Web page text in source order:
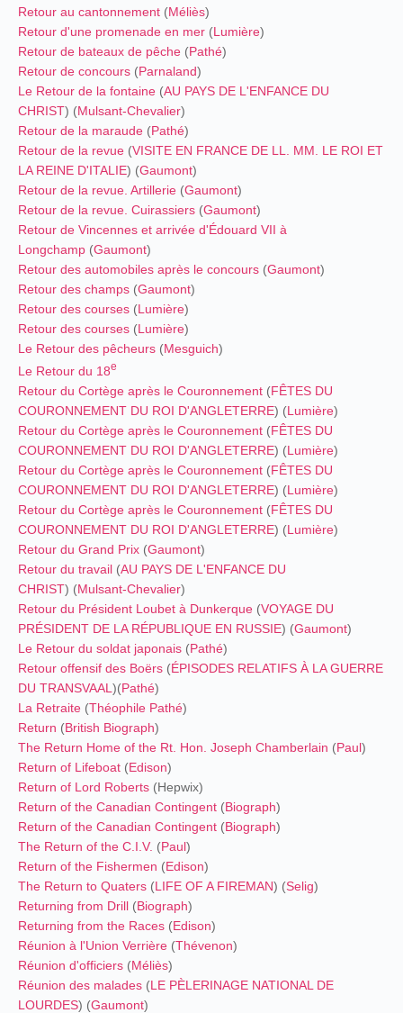
Retour au cantonnement (Méliès)
Retour d'une promenade en mer (Lumière)
Retour de bateaux de pêche (Pathé)
Retour de concours (Parnaland)
Le Retour de la fontaine (AU PAYS DE L'ENFANCE DU
CHRIST) (Mulsant-Chevalier)
Retour de la maraude (Pathé)
Retour de la revue (VISITE EN FRANCE DE LL. MM. LE ROI ET
LA REINE D'ITALIE) (Gaumont)
Retour de la revue. Artillerie (Gaumont)
Retour de la revue. Cuirassiers (Gaumont)
Retour de Vincennes et arrivée d'Édouard VII à
Longchamp (Gaumont)
Retour des automobiles après le concours (Gaumont)
Retour des champs (Gaumont)
Retour des courses (Lumière)
Retour des courses (Lumière)
Le Retour des pêcheurs (Mesguich)
Le Retour du 18e
Retour du Cortège après le Couronnement (FÊTES DU
COURONNEMENT DU ROI D'ANGLETERRE) (Lumière)
Retour du Cortège après le Couronnement (FÊTES DU
COURONNEMENT DU ROI D'ANGLETERRE) (Lumière)
Retour du Cortège après le Couronnement (FÊTES DU
COURONNEMENT DU ROI D'ANGLETERRE) (Lumière)
Retour du Cortège après le Couronnement (FÊTES DU
COURONNEMENT DU ROI D'ANGLETERRE) (Lumière)
Retour du Grand Prix (Gaumont)
Retour du travail (AU PAYS DE L'ENFANCE DU
CHRIST) (Mulsant-Chevalier)
Retour du Président Loubet à Dunkerque (VOYAGE DU
PRÉSIDENT DE LA RÉPUBLIQUE EN RUSSIE) (Gaumont)
Le Retour du soldat japonais (Pathé)
Retour offensif des Boërs (ÉPISODES RELATIFS À LA GUERRE
DU TRANSVAAL )(Pathé)
La Retraite (Théophile Pathé)
Return (British Biograph)
The Return Home of the Rt. Hon. Joseph Chamberlain (Paul)
Return of Lifeboat (Edison)
Return of Lord Roberts (Hepwix)
Return of the Canadian Contingent (Biograph)
Return of the Canadian Contingent (Biograph)
The Return of the C.I.V. (Paul)
Return of the Fishermen (Edison)
The Return to Quaters (LIFE OF A FIREMAN) (Selig)
Returning from Drill (Biograph)
Returning from the Races (Edison)
Réunion à l'Union Verrière (Thévenon)
Réunion d'officiers (Méliès)
Réunion des malades (LE PÈLERINAGE NATIONAL DE
LOURDES) (Gaumont)